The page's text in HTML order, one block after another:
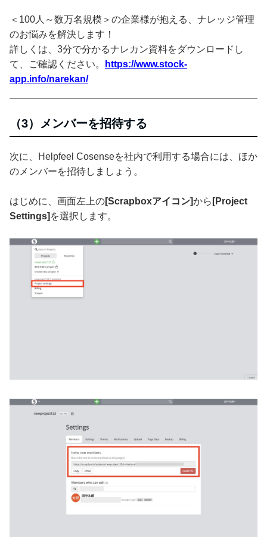
＜100人～数万名規模＞の企業様が抱える、ナレッジ管理
のお悩みを解決します！
詳しくは、3分で分かるナレカン資料をダウンロードし
て、ご確認ください。
https://www.stock-
app.info/narekan/
（3）メンバーを招待する
次に、Helpfeel Cosenseを社内で利用する場合には、ほか
のメンバーを招待しましょう。
はじめに、画面左上の[Scrapboxアイコン]から [Project
Settings] を選択します。